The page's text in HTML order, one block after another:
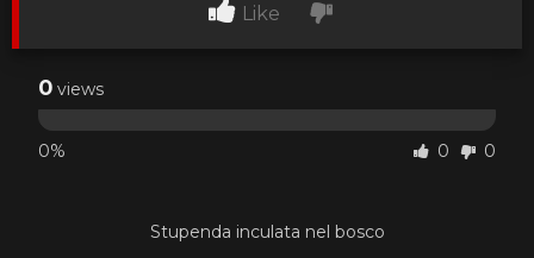
Like
0 views
0% 0 0
Stupenda inculata nel bosco